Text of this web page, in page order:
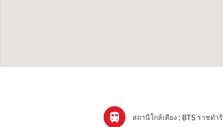
สถานีใกล้เคียง : BTS ราชดำริ